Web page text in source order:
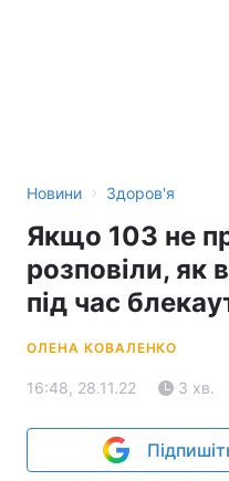
Новини › Здоров'я
Якщо 103 не
розповіли, як
під час
ОЛЕНА КОВАЛЕНКО
16:48, 28.11.22 3 хв.